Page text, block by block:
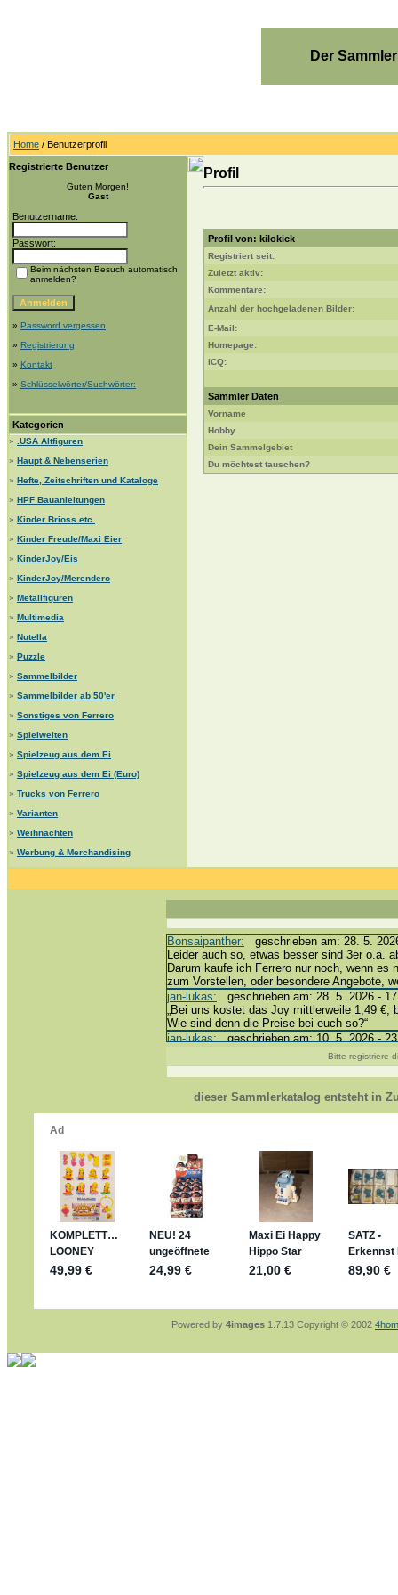
Der
Home / Benutzerprofil
Registrierte Benutzer
Guten Morgen!
Gast
Benutzername:
Passwort:
Beim nächsten Besuch automatisch
anmelden?
» Password vergessen
» Registrierung
» Kontakt
» Schlüsselwörter/Suchwörter:
Kategorien
»
.USA Altfiguren
» Haupt & Nebenserien
» Hefte, Zeitschriften und Kataloge
» HPF Bauanleitungen
» Kinder Brioss etc.
» Kinder Freude/Maxi Eier
» KinderJoy/Eis
» KinderJoy/Merendero
» Metallfiguren
» Multimedia
» Nutella
» Puzzle
» Sammelbilder
» Sammelbilder ab 50'er
» Sonstiges von Ferrero
» Spielwelten
» Spielzeug aus dem Ei
» Spielzeug aus dem Ei (Euro)
» Trucks von Ferrero
» Varianten
» Weihnachten
» Werbung & Merchandising
Profil
Profil von: kilokick
Registriert seit:
Zuletzt aktiv:
Kommentare:
Anzahl der hochgeladenen Bilder:
E-Mail:
Homepage:
ICQ:
Sammler Daten
Vorname
Hobby
Dein Sammelgebiet
Du möchtest tauschen?
Bonsaipanther: geschrieben am: 28. 5.
Leider auch so, etwas besser sind 3er o.ä.
Darum kaufe ich Ferrero nur noch, wenn es
zum Vorstellen, oder besondere Angebote,
jan-lukas: geschrieben am: 28. 5. 2026 -
„Bei uns kostet das Joy mittlerweile 1,49 €,
Wie sind denn die Preise bei euch so?“
jan-lukas:geschrieben am: 10. 5. 2026 -
Bonsaipanther:geschrieben am: 10. 5.
@ Harald
https://www.ue-ei-portal-
Dein Enkel sollte zur Strafe die nächsten 3
Für die Figuren VC307, 310, 318 und 326
mein Enkel hat die leider weggeworfen
jan-lukas:
geschrieben am: 29. 4. 2026 -
https://www.ferrero-
sammelspass.de/einladung/
jan-lukas:
geschrieben am: 28. 4. 2026 -
stimmt, jetzt fällt es mir auch ein
*Bussi*
geschrieben am: 28. 4.
So habe ich das in Erinnerung ... oder?
jan-lukas:geschrieben am: 28. 4. 2026 -
Bitte registriere
dieser Sammlerkatalog entsteht in
Powered by 4images 1.7.13 Copyright © 2002